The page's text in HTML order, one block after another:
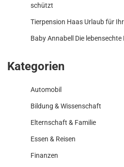
schützt
Tierpension Haas Urlaub für
Baby Annabell Die
Kategorien
Automobil
Bildung & Wissenschaft
Elternschaft & Familie
Essen & Reisen
Finanzen